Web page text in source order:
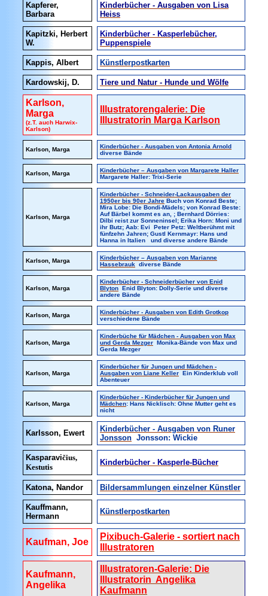
Kapferer,
Barbara
Kinderbücher - Ausgaben von Lisa
Heiss
Kapitzki, Herbert
W.
Kinderbücher - Kasperlebücher,
Puppenspiele
Kappis, Albert Künstlerpostkarten
Kardowskij, D. Tiere und Natur - Hunde und Wölfe
Karlson,
Marga
(z.T. auch Harwix-
Karlson)
Illustratorengalerie: Die
Illustratorin Marga Karlson
Karlson, Marga
Kinderbücher - Ausgaben von Antonia Arnold
diverse Bände
Karlson, Marga
Kinderbücher – Ausgaben von Margarete Haller
Margarete Haller: Trixi-Serie
Karlson, Marga
Kinderbücher - Schneider-Lackausgaben der
1950er bis 90er Jahre Buch von Konrad Beste;
Mira Lobe: Die Bondi-Mädels; von Konrad Beste:
Auf Bärbel kommt es an, ; Bernhard Dörries:
Dilbi reist zur Sonneninsel; Erika Horn: Moni und
ihr Butz; Aab: Evi Peter Petz: Weltberühmt mit
fünfzehn Jahren; Gustl Kernmayr: Hans und
Hanna in Italien und diverse andere Bände
Karlson, Marga
Kinderbücher – Ausgaben von Marianne
Hassebrauk diverse Bände
Karlson, Marga
Kinderbücher - Schneiderbücher von Enid
Blyton Enid Blyton: Dolly-Serie und diverse
andere Bände
Karlson, Marga
Kinderbücher - Ausgaben von Edith Grotkop
verschiedene Bände
Karlson, Marga
Kinderbüche für Mädchen - Ausgaben von Max
und Gerda Mezger Monika-Bände von Max und
Gerda Mezger
Karlson, Marga
Kinderbücher für Jungen und Mädchen -
Ausgaben von Liane Keller Ein Kinderklub voll
Abenteuer
Karlson, Marga
Kinderbücher - Kinderbücher für Jungen und
Mädchen: Hans Nicklisch: Ohne Mutter geht es
nicht
Karlsson, Ewert
Kinderbücher - Ausgaben von Runer
Jonsson Jonsson: Wickie
Kasparavičius,
Kestutis
Kinderbücher - Kasperle-Bücher
Katona, Nandor Bildersammlungen einzelner Künstler
Kauffmann,
Hermann
Künstlerpostkarten
Kaufman, Joe
Pixibuch-Galerie - sortiert nach
Illustratoren
Kaufmann,
Angelika
Illustratoren-Galerie: Die
Illustratorin Angelika
Kaufmann